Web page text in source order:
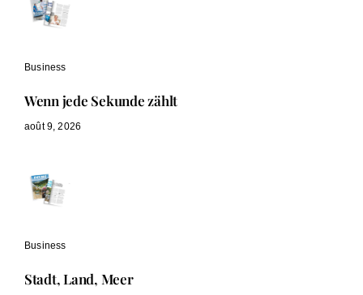
Business
Wenn jede Sekunde zählt
août 9, 2026
Business
Stadt, Land, Meer